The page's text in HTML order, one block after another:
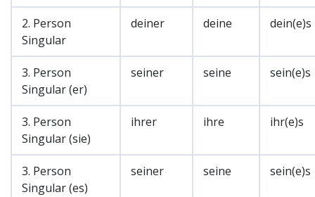
2. Person
Singular
deiner deine dein(e)s
3. Person
Singular (er)
seiner seine sein(e)s
3. Person
Singular (sie)
ihrer ihre ihr(e)s
3. Person
Singular (es)
seiner seine sein(e)s